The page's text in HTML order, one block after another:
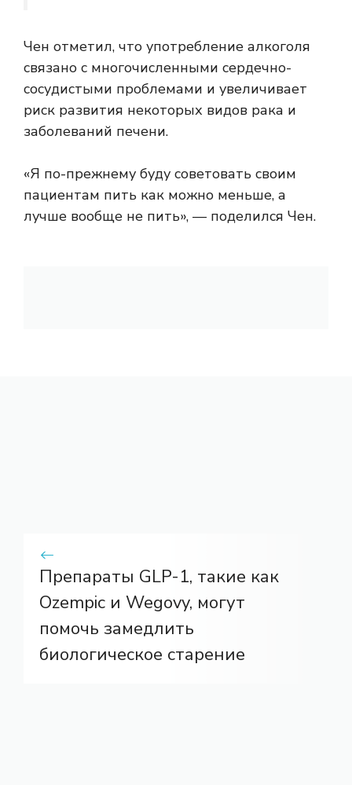
Чен отметил, что употребление алкоголя
связано с многочисленными сердечно-
сосудистыми проблемами и увеличивает
риск развития некоторых видов рака и
заболеваний печени.
«Я по-прежнему буду советовать своим
пациентам пить как можно меньше, а
лучше вообще не пить», — поделился Чен.
Препараты GLP-1, такие как
Ozempic и Wegovy, могут
помочь замедлить
биологическое старение